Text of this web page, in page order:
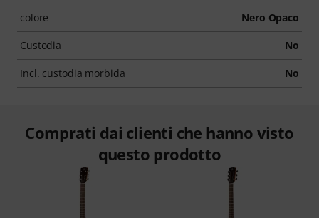
colore Nero Opaco
Custodia No
Incl. custodia morbida No
Comprati dai clienti che hanno visto
questo prodotto